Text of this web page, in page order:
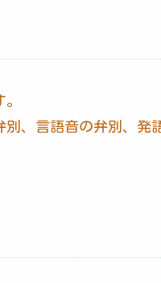
、言語音の弁別、発